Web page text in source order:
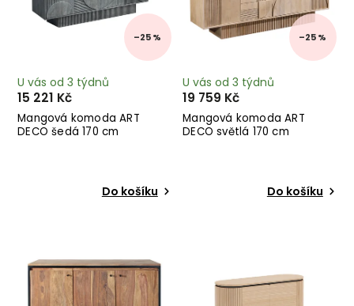
–25 %
Mangová komoda ART
DECO šedá 170 cm
U vás od 3 týdnů
15 221 Kč
Do košíku
–25 %
Mangová komoda ART
DECO světlá 170 cm
U vás od 3 týdnů
19 759 Kč
Do košíku